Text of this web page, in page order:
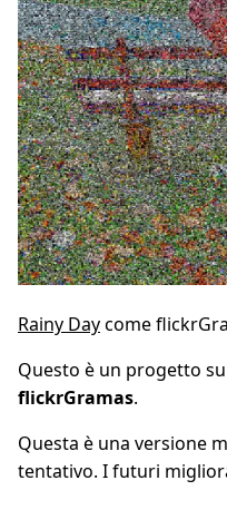
Rainy Daycome
Questo è un progetto
flickrGramas.
Questa è una versione
tentativo. I futuri